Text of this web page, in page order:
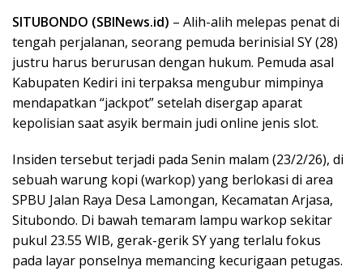
SITUBONDO (SBINews.id) – Alih-alih melepas penat di
tengah perjalanan, seorang pemuda berinisial SY (28)
justru harus berurusan dengan hukum. Pemuda asal
Kabupaten Kediri ini terpaksa mengubur mimpinya
mendapatkan “jackpot” setelah disergap aparat
kepolisian saat asyik bermain judi online jenis slot.
Insiden tersebut terjadi pada Senin malam (23/2/26), di
sebuah warung kopi (warkop) yang berlokasi di area
SPBU Jalan Raya Desa Lamongan, Kecamatan Arjasa,
Situbondo. Di bawah temaram lampu warkop sekitar
pukul 23.55 WIB, gerak-gerik SY yang terlalu fokus
pada layar ponselnya memancing kecurigaan petugas.